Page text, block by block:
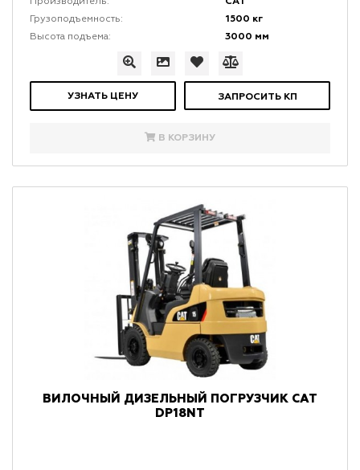
Грузоподъемность: 1500 кг
Высота подъема: 3000 мм
УЗНАТЬ ЦЕНУ ЗАПРОСИТЬ КП
В КОРЗИНУ
ВИЛОЧНЫЙ ДИЗЕЛЬНЫЙ ПОГРУЗЧИК CAT
DP18NT